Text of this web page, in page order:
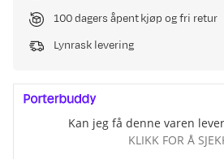
100 dagers åpent kjøp og fri retur
Lynrask levering
Kan jeg få denne varen
KLIKK FOR Å